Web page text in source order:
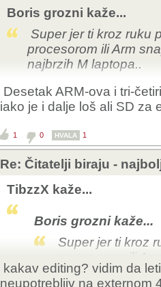
laptope.
Super jer ti kroz ruku
procesorom ili Arm
najbrzih M laptopa..
Boris grozni kaže...
Super jer ti kroz ruku
procesorom ili Arm
najbrzih M laptopa..
Desetak ARM-ova i tri-
iako je i dalje loš ali SD za
1 0 HVALA 1
Re: Čitatelji biraju -
TibzzX kaže...
Boris grozni kaže...
Super jer ti kroz
procesorom ili
od najbrzih M
kakav editing? vidim da
neupotrebljiv na externom